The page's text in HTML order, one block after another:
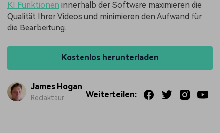
KI Funktionen innerhalb der Software maximieren die
Qualität Ihrer Videos und minimieren den Aufwand für
die Bearbeitung.
Kostenlos herunterladen
James Hogan
Redakteur Weiterteilen: